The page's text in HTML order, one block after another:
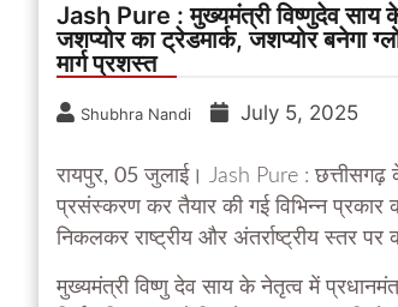
Jash Pure : मुख्यमंत्री विष्णुदेव साय के
जशप्योर का ट्रेडमार्क, जशप्योर बनेगा
मार्ग प्रशस्त
Shubhra Nandi July 5, 2025
रायपुर, 05 जुलाई। Jash Pure : छत्तीसगढ़
प्रसंस्करण कर तैयार की गई विभिन्न प्रकार
निकलकर राष्ट्रीय और अंतर्राष्ट्रीय स्तर
मुख्यमंत्री विष्णु देव साय के नेतृत्व में